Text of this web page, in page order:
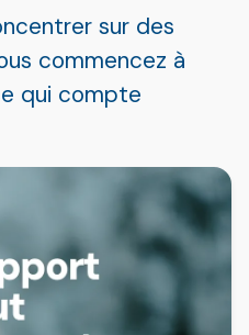
sur des
commencez à
qui compte